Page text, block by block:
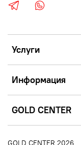
Услуги
Информация
GOLD CENTER
GOLD CENTER 2026